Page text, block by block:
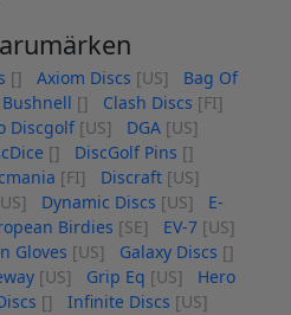
[] Axiom Discs [US]
Bag Of
Bushnell [] Clash Discs [FI]
Discgolf [US] DGA [US]
[] DiscGolf Pins []
[FI] Discraft [US]
Dynamic Discs [US]
E-
Birdies [SE] EV-7 [US]
Gloves [US] Galaxy Discs []
[US] Grip Eq [US]
Hero
[] Infinite Discs [US]